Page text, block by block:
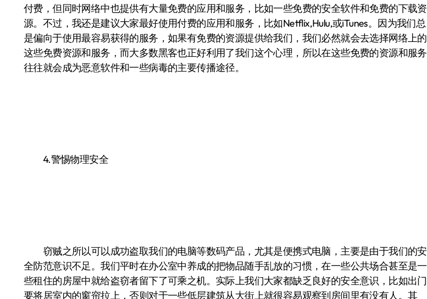
付费，但同时网络中也提供有大量免费的应用和服务，比如一些免费的安全软件和免费的下载资
源。不过，我还是建议大家最好使用付费的应用和服务，比如Netflix,Hulu,或iTunes。因为我们总
是偏向于使用最容易获得的服务，如果有免费的资源提供给我们，我们必然就会去选择网络上的
这些免费资源和服务，而大多数黑客也正好利用了我们这个心理，所以在这些免费的资源和服务
往往就会成为恶意软件和一些病毒的主要传播途径。
4.警惕物理安全
窃贼之所以可以成功盗取我们的电脑等数码产品，尤其是便携式电脑，主要是由于我们的安
全防范意识不足。我们平时在办公室中养成的把物品随手乱放的习惯，在一些公共场合甚至是一
些租住的房屋中就给盗窃者留下了可乘之机。实际上我们大家都缺乏良好的安全意识，比如出门
要将居室内的窗帘拉上，否则对于一些低层建筑从大街上就很容易观察到房间里有没有人。其